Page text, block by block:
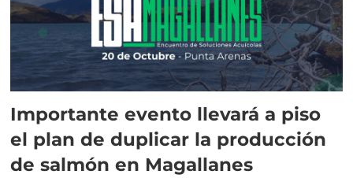
Importante evento llevará a piso
el plan de duplicar la producción
de salmón en Magallanes